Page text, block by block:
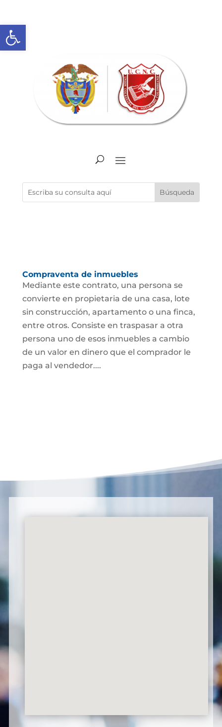
Abrir barra de herramientas
Compraventa de inmuebles
Mediante este contrato, una persona se
convierte en propietaria de una casa, lote
sin construcción, apartamento o una finca,
entre otros. Consiste en traspasar a otra
persona uno de esos inmuebles a cambio
de un valor en dinero que el comprador le
paga al vendedor....